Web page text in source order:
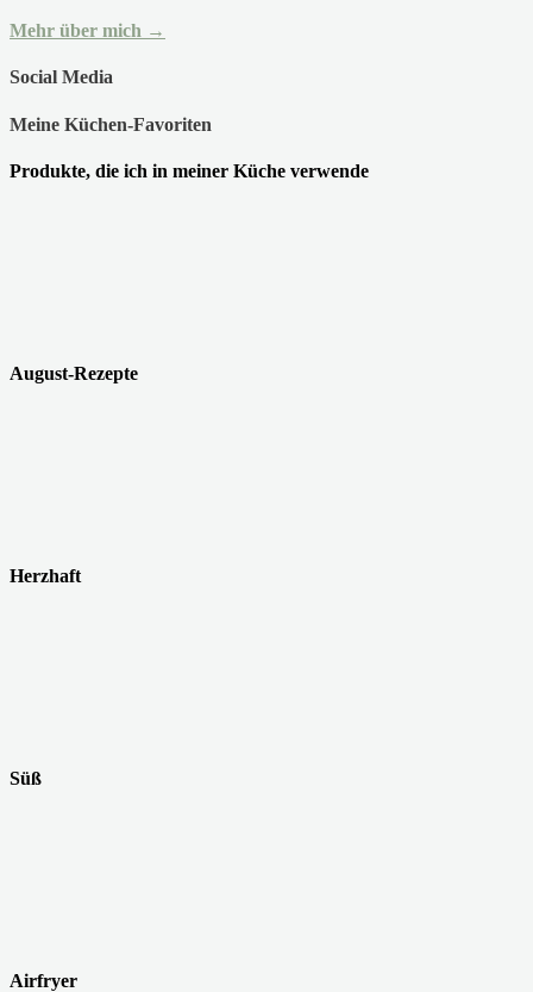
Mehr über mich →
Social Media
Meine Küchen-Favoriten
Produkte, die ich in meiner Küche verwende
August-Rezepte
Herzhaft
Süß
Airfryer